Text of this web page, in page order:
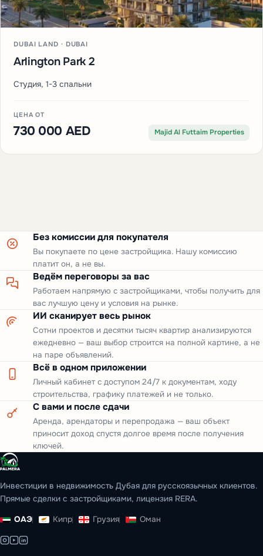
DUBAI LAND · DUBAI
Arlington Park 2
Студия, 1-3 спальни
ЦЕНА ОТ
730 000 AED Majid Al Futtaim Properties
Без комиссии для покупателя
Вы покупаете по цене застройщика. Нашу комиссию
платит он, а не вы.
Ведём переговоры за вас
Работаем напрямую с застройщиками, чтобы получить для
вас лучшую цену и условия на рынке.
ИИ сканирует весь рынок
Сотни проектов и десятки тысяч квартир анализируются
ежедневно — ваш выбор строится на полной картине, а не
на паре объявлений.
Всё в одном приложении
Личный кабинет с доступом 24/7 к документам, ходу
строительства, графику платежей и не только.
С вами и после сдачи
Аренда, арендаторы и перепродажа — ваш объект
приносит доход спустя долгое время после получения
ключей.
Инвестиции в недвижимость Дубая для русскоязычных клиентов.
Прямые сделки с застройщиками, лицензия RERA.
ОАЭ Кипр Грузия Оман